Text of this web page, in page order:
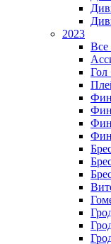
2023
Все
Гол